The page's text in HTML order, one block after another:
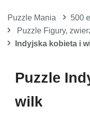
Puzzle Mania 500
Puzzle Figury,
Indyjska kobieta i
Puzzle
wilk